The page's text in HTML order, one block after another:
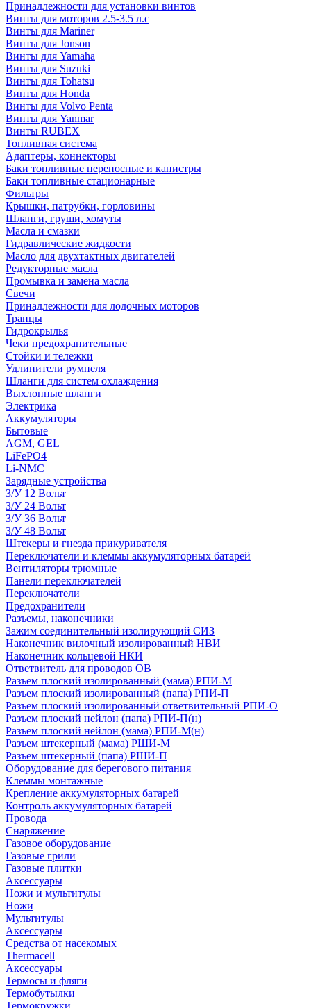
Принадлежности для установки винтов
Винты для моторов 2.5-3.5 л.с
Винты для Mariner
Винты для Jonson
Винты для Yamaha
Винты для Suzuki
Винты для Tohatsu
Винты для Honda
Винты для Volvo Penta
Винты для Yanmar
Винты RUBEX
Топливная система
Адаптеры, коннекторы
Баки топливные переносные и канистры
Баки топливные стационарные
Фильтры
Крышки, патрубки, горловины
Шланги, груши, хомуты
Масла и смазки
Гидравлические жидкости
Масло для двухтактных двигателей
Редукторные масла
Промывка и замена масла
Свечи
Принадлежности для лодочных моторов
Транцы
Гидрокрылья
Чеки предохранительные
Стойки и тележки
Удлинители румпеля
Шланги для систем охлаждения
Выхлопные шланги
Электрика
Аккумуляторы
Бытовые
AGM, GEL
LiFePO4
Li-NMC
Зарядные устройства
З/У 12 Вольт
З/У 24 Вольт
З/У 36 Вольт
З/У 48 Вольт
Штекеры и гнезда прикуривателя
Переключатели и клеммы аккумуляторных батарей
Вентиляторы трюмные
Панели переключателей
Переключатели
Предохранители
Разъемы, наконечники
Зажим соединительный изолирующий СИЗ
Наконечник вилочный изолированный НВИ
Наконечник кольцевой НКИ
Ответвитель для проводов ОВ
Разъем плоский изолированный (мама) РПИ-М
Разъем плоский изолированный (папа) РПИ-П
Разъем плоский изолированный ответвительный РПИ-О
Разъем плоский нейлон (папа) РПИ-П(н)
Разъем плоский нейлон (мама) РПИ-М(н)
Разъем штекерный (мама) РШИ-М
Разъем штекерный (папа) РШИ-П
Оборудование для берегового питания
Клеммы монтажные
Крепление аккумуляторных батарей
Контроль аккумуляторных батарей
Провода
Снаряжение
Газовое оборудование
Газовые грили
Газовые плитки
Аксессуары
Ножи и мультитулы
Ножи
Мультитулы
Аксессуары
Средства от насекомых
Thermacell
Аксессуары
Термосы и фляги
Термобутылки
Термокружки